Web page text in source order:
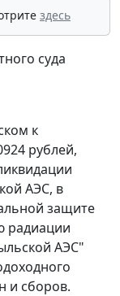
здесь
суда
к
рублей,
АЭС, в
защите
радиации
АЭС"
и сборов.